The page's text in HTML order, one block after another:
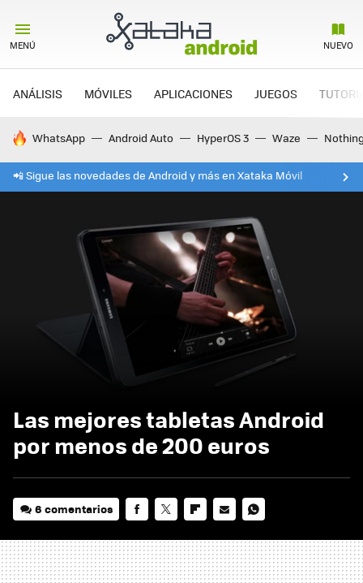
MENÚ NUEVO
ANÁLISIS MÓVILES APLICACIONES JUEGOS
HOY SE HABLA DE
WhatsApp Android Auto HyperOS 3 Waze
📲 Sigue las novedades de Android y más en Xataka Móvil
Las mejores tabletas Android
por menos de 200 euros
6 comentarios
MAIL